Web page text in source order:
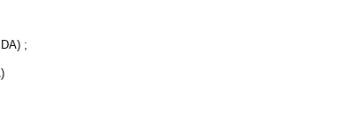
;
)